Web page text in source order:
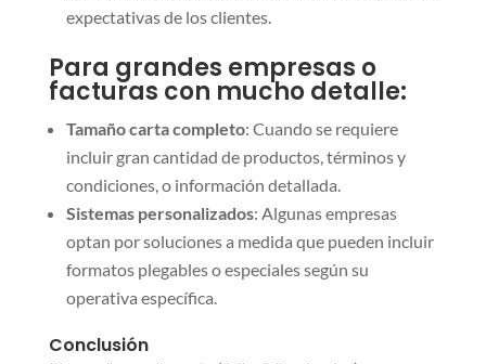
expectativas de los clientes.
Para grandes empresas o
facturas con mucho detalle:
Tamaño carta completo: Cuando se requiere
incluir gran cantidad de productos, términos y
condiciones, o información detallada.
Sistemas personalizados: Algunas empresas
optan por soluciones a medida que pueden incluir
formatos plegables o especiales según su
operativa específica.
Conclusión